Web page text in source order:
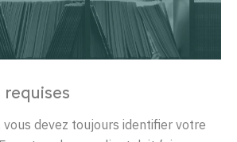
devez toujours identifier votre